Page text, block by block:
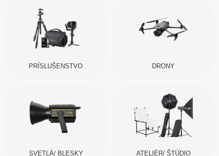
PRÍSLUŠENSTVO DRONY
SVETLÁ/ BLESKY ATELIÉR/ ŠTÚDIO